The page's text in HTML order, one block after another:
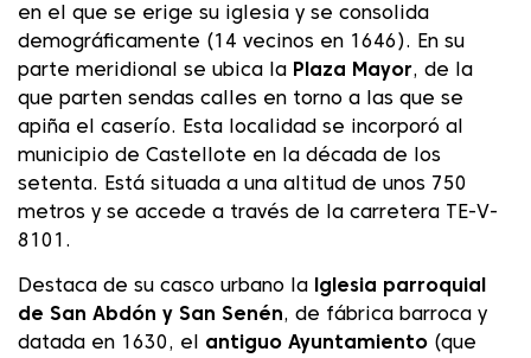
en el que se erige su iglesia y se consolida
demográficamente (14 vecinos en 1646). En su
parte meridional se ubica la
Plaza Mayor, de la
que parten sendas calles en torno a las que se
apiña el caserío. Esta localidad se incorporó al
municipio de Castellote en la década de los
setenta. Está situada a una altitud de unos 750
metros y se accede a través de la carretera TE-V-
8101.
Destaca de su casco urbano la
Iglesia parroquial
de San Abdón y San Senén, de fábrica barroca y
datada en 1630, el antiguo Ayuntamiento (que